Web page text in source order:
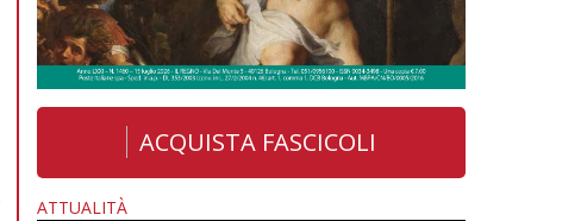
ACQUISTA FASCICOLI
ATTUALITÀ